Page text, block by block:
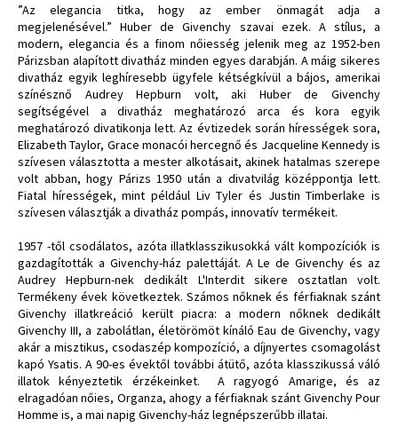
”Az elegancia titka, hogy az ember önmagát adja a
megjelenésével.” Huber de Givenchy szavai ezek. A stílus, a
modern, elegancia és a finom nőiesség jelenik meg az 1952-ben
Párizsban alapított divatház minden egyes darabján. A máig sikeres
divatház egyik leghíresebb ügyfele kétségkívül a bájos, amerikai
színésznő Audrey Hepburn volt, aki Huber de Givenchy
segítségével a divatház meghatározó arca és kora egyik
meghatározó divatikonja lett. Az évtizedek során hírességek sora,
Elizabeth Taylor, Grace monacói hercegnő és Jacqueline Kennedy is
szívesen választotta a mester alkotásait, akinek hatalmas szerepe
volt abban, hogy Párizs 1950 után a divatvilág középpontja lett.
Fiatal hírességek, mint például Liv Tyler és Justin Timberlake is
szívesen választják a divatház pompás, innovatív termékeit.
1957 -től csodálatos, azóta illatklasszikusokká vált kompozíciók is
gazdagították a Givenchy-ház palettáját. A Le de Givenchy és az
Audrey Hepburn-nek dedikált L'Interdit sikere osztatlan volt.
Termékeny évek következtek. Számos nőknek és férfiaknak szánt
Givenchy illatkreáció került piacra: a modern nőknek dedikált
Givenchy III, a zabolátlan, életörömöt kínáló Eau de Givenchy, vagy
akár a misztikus, csodaszép kompozíció, a díjnyertes csomagolást
kapó Ysatis. A 90-es évektől további átütő, azóta klasszikussá váló
illatok kényeztetik érzékeinket. A ragyogó Amarige, és az
elragadóan nőies, Organza, ahogy a férfiaknak szánt Givenchy Pour
Homme is, a mai napig Givenchy-ház legnépszerűbb illatai.